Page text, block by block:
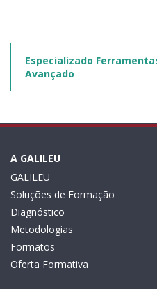
Especializado
Avançado
A GALILEU
GALILEU
Soluções de Formação
Diagnóstico
Metodologias
Formatos
Oferta Formativa